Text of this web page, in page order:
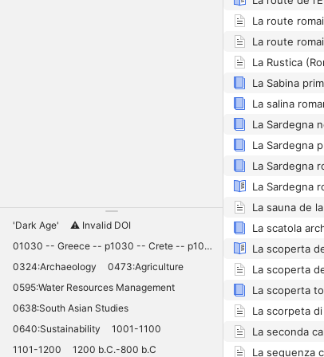
'Dark Age'
⚠️ Invalid DOI
01030 -- Greece -- p1030 -- Crete -- p1030 -- Knossos -- 11030 -- palaces -- Minoan -- 10420
0324:Archaeology
0473:Agriculture
0595:Water Resources Management
0638:South Asian Studies
0640:Sustainability
1001-1100
1101-1200
1200 b.C.-800 b.C
La route
La Sardegna
La Sardegna
La scoperta